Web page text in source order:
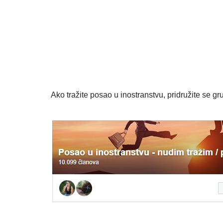
Ako tražite posao u inostranstvu, pridružite se